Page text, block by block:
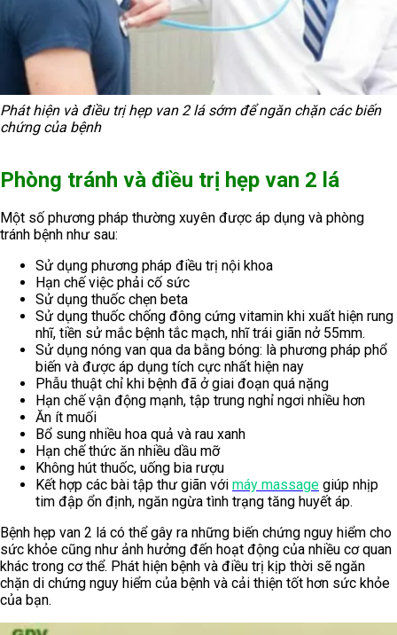
Phát hiện và điều trị hẹp van 2 lá sớm để ngăn chặn các biến
chứng của bệnh
Phòng tránh và điều trị hẹp van 2 lá
Một số phương pháp thường xuyên được áp dụng và phòng
tránh bệnh như sau:
Sử dụng phương pháp điều trị nội khoa
Hạn chế việc phải cố sức
Sử dụng thuốc chẹn beta
Sử dụng thuốc chống đông cứng vitamin khi xuất hiện rung
nhĩ, tiền sử mắc bệnh tắc mạch, nhĩ trái giãn nở 55mm.
Sử dụng nóng van qua da bằng bóng: là phương pháp phổ
biến và được áp dụng tích cực nhất hiện nay
Phẫu thuật chỉ khi bệnh đã ở giai đoạn quá nặng
Hạn chế vận động mạnh, tập trung nghỉ ngơi nhiều hơn
Ăn ít muối
Bổ sung nhiều hoa quả và rau xanh
Hạn chế thức ăn nhiều dầu mỡ
Không hút thuốc, uống bia rượu
Kết hợp các bài tập thư giãn với máy massage giúp nhịp
tim đập ổn định, ngăn ngừa tình trạng tăng huyết áp.
Bệnh hẹp van 2 lá có thể gây ra những biến chứng nguy hiểm cho
sức khỏe cũng như ảnh hưởng đến hoạt động của nhiều cơ quan
khác trong cơ thể. Phát hiện bệnh và điều trị kịp thời sẽ ngăn
chặn di chứng nguy hiểm của bệnh và cải thiện tốt hơn sức khỏe
của bạn.